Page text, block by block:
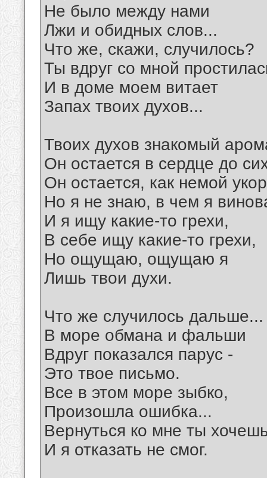
Не было между нами
Лжи и обидных слов...
Что же, скажи, случилось?
Ты вдруг со мной
И в доме моем витает
Запах твоих духов...
Твоих духов знакомый
Он остается в сердце до
Он остается, как немой
Но я не знаю, в чем я
И я ищу какие-то грехи,
В себе ищу какие-то грехи,
Но ощущаю, ощущаю я
Лишь твои духи.
Что же случилось дальше...
В море обмана и фальши
Вдруг показался парус -
Это твое письмо.
Все в этом море зыбко,
Произошла ошибка...
Вернуться ко мне ты
И я отказать не смог.